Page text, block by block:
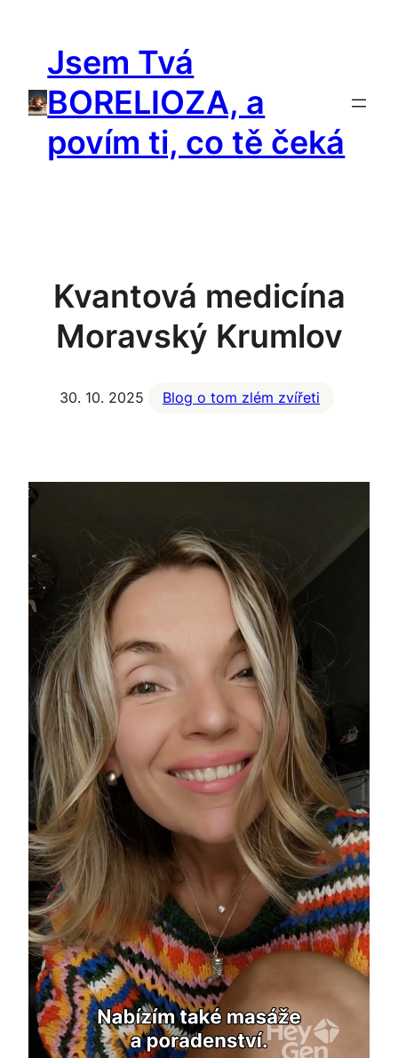
Jsem Tvá
BORELIOZA, a
povím ti, co tě čeká
Kvantová medicína
Moravský Krumlov
30. 10. 2025 Blog o tom zlém zvířeti